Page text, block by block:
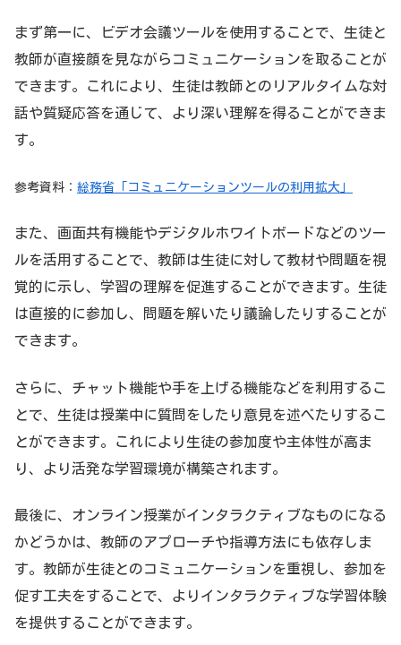
まず第一に、ビデオ会議ツールを使用することで、生徒と
教師が直接顔を見ながらコミュニケーションを取ることが
できます。これにより、生徒は教師とのリアルタイムな対
話や質疑応答を通じて、より深い理解を得ることができま
す。
参考資料： 総務省「コミュニケーションツールの利用拡大」
また、画面共有機能やデジタルホワイトボードなどのツー
ルを活用することで、教師は生徒に対して教材や問題を視
覚的に示し、学習の理解を促進することができます。生徒
は直接的に参加し、問題を解いたり議論したりすることが
できます。
さらに、チャット機能や手を上げる機能などを利用するこ
とで、生徒は授業中に質問をしたり意見を述べたりするこ
とができます。これにより生徒の参加度や主体性が高ま
り、より活発な学習環境が構築されます。
最後に、オンライン授業がインタラクティブなものになる
かどうかは、教師のアプローチや指導方法にも依存しま
す。教師が生徒とのコミュニケーションを重視し、参加を
促す工夫をすることで、よりインタラクティブな学習体験
を提供することができます。